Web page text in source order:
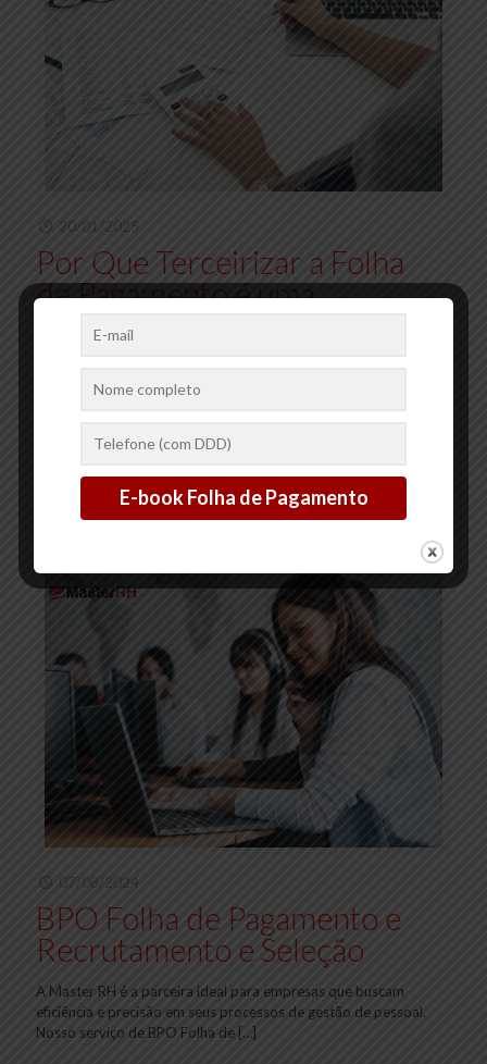
20/01/2025
Por Que Terceirizar a Folha
de Pagamento é uma
Decisão Inteligente para as
A folha de pagamento é uma das obrigações mais importantes e
de salários, benefícios, impostos e encargos trabalhistas,
0
07/08/2024
BPO Folha de Pagamento e
Recrutamento e Seleção
A Master RH é a parceira ideal para empresas que buscam
eficiência e precisão em seus processos de gestão de pessoal.
Nosso serviço de BPO Folha de […]